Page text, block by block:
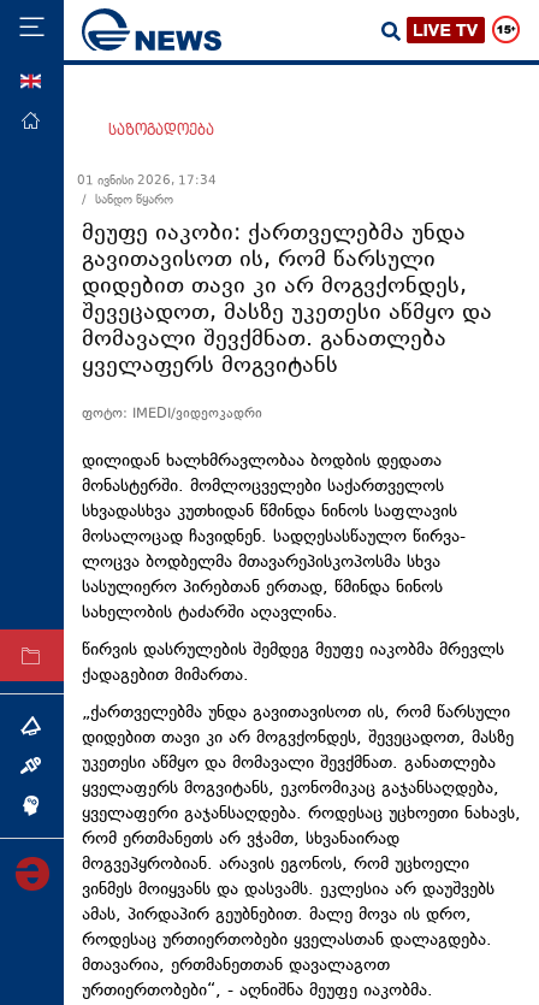
მთავარი
ეკონომიკა
მსოფლიო
ჯანდაცვა
საზოგადოება
სამართალი
კულტურა
სპორტი
ტექნოლოგიები
ტაბლოიდი
არქივი
ინტერვიუ
ინქვიზიცია
საზოგადოება
01 ივნისი 2026, 17:34
/ სანდო წყარო
მეუფე იაკობი: ქართველებმა უნდა
გავითავისოთ ის, რომ წარსული
დიდებით თავი კი არ მოგვქონდეს,
შევეცადოთ, მასზე უკეთესი აწმყო და
მომავალი შევქმნათ. განათლება
ყველაფერს მოგვიტანს
ფოტო: IMEDI/ვიდეოკადრი
დილიდან ხალხმრავლობაა ბოდბის დედათა
მონასტერში. მომლოცველები საქართველოს
სხვადასხვა კუთხიდან წმინდა ნინოს საფლავის
მოსალოცად ჩავიდნენ. სადღესასწაულო წირვა-
ლოცვა ბოდბელმა მთავარეპისკოპოსმა სხვა
სასულიერო პირებთან ერთად, წმინდა ნინოს
სახელობის ტაძარში აღავლინა.
წირვის დასრულების შემდეგ მეუფე იაკობმა მრევლს
ქადაგებით მიმართა.
„ქართველებმა უნდა გავითავისოთ ის, რომ წარსული
დიდებით თავი კი არ მოგვქონდეს, შევეცადოთ, მასზე
უკეთესი აწმყო და მომავალი შევქმნათ. განათლება
ყველაფერს მოგვიტანს, ეკონომიკაც გაჯანსაღდება,
ყველაფერი გაჯანსაღდება. როდესაც უცხოეთი ნახავს,
რომ ერთმანეთს არ ვჭამთ, სხვანაირად
მოგვეპყრობიან. არავის ეგონოს, რომ უცხოელი
ვინმეს მოიყვანს და დასვამს. ეკლესია არ დაუშვებს
ამას, პირდაპირ გეუბნებით. მალე მოვა ის დრო,
როდესაც ურთიერთობები ყველასთან დალაგდება.
მთავარია, ერთმანეთთან დავალაგოთ
ურთიერთობები“, - აღნიშნა მეუფე იაკობმა.